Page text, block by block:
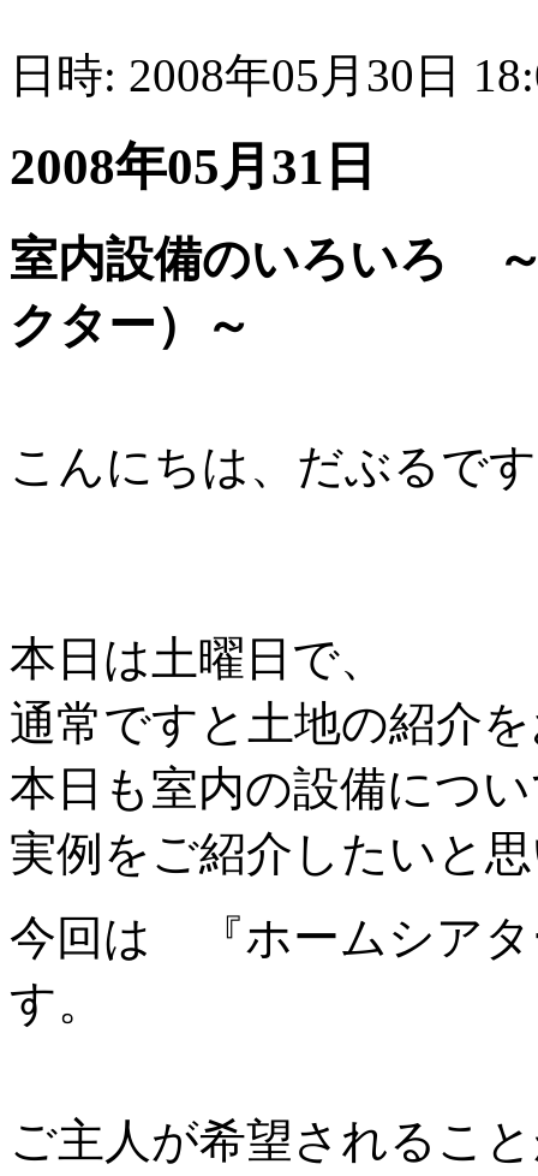
日時: 2008年05月30日
2008年05月31日
室内設備のいろいろ
クター）～
こんにちは、だぶるで
本日は土曜日で、
通常ですと土地の紹介
本日も室内の設備につ
実例をご紹介したいと
今回は 『ホームシア
す。
ご主人が希望されるこ